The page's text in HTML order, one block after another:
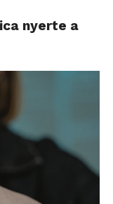
nyerte a